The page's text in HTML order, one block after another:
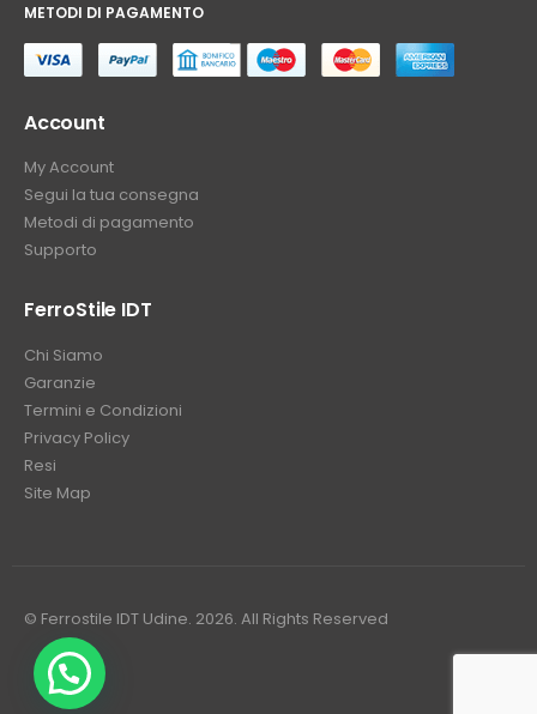
METODI DI PAGAMENTO
Account
My Account
Segui la tua consegna
Metodi di pagamento
Supporto
FerroStile IDT
Chi Siamo
Garanzie
Termini e Condizioni
Privacy Policy
Resi
Site Map
© Ferrostile IDT Udine. 2026. All Rights Reserved